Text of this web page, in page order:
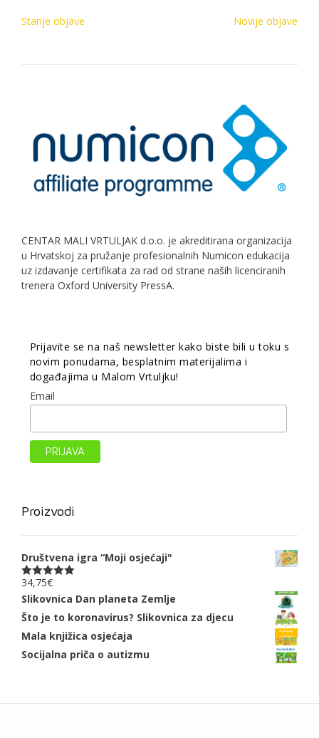
Navigacija
Starije objave Novije objave
CENTAR MALI VRTULJAK d.o.o. je akreditirana organizacija
u Hrvatskoj za pružanje profesionalnih Numicon edukacija
uz izdavanje certifikata za rad od strane naših licenciranih
trenera Oxford University PressA.
Prijavite se na naš newsletter kako biste bili u toku s
novim ponudama, besplatnim materijalima i
događajima u Malom Vrtuljku!
Email
Proizvodi
Društvena igra “Moji osjećaji"
Ocjenjeno
5.00 od 5
34,75€
Slikovnica Dan planeta Zemlje
Što je to koronavirus? Slikovnica za djecu
Mala knjižica osjećaja
Socijalna priča o autizmu